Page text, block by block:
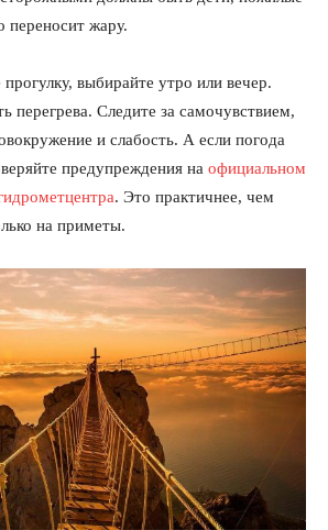
переносит жару.
выбирайте утро или вечер.
перегрева. Следите за самочувствием,
и слабость. А если погода
предупреждения на официальном
. Это практичнее, чем
на приметы.